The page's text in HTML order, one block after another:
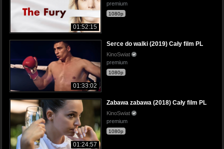
01:52:15
premium
1080p
01:33:02
Serce do walki (2019) Cały film PL
KinoSwiat
premium
1080p
01:24:57
Zabawa zabawa (2018) Cały film PL
KinoSwiat
premium
1080p